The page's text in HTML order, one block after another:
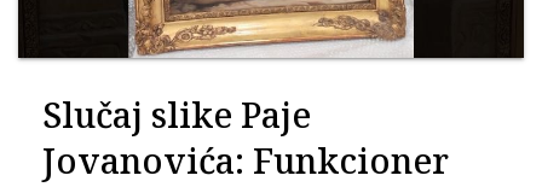
Slučaj slike Paje
Jovanovića: Funkcioner